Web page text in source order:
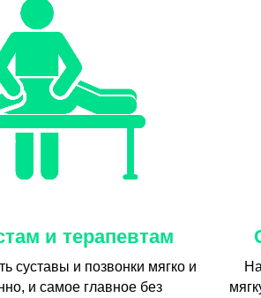
и терапевтам
суставы и позвонки мягко и
и самое главное без